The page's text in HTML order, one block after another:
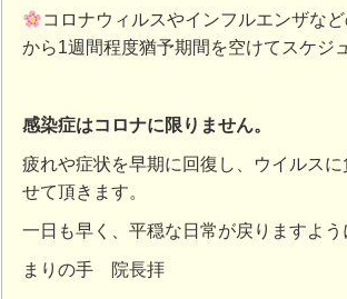
コロナウィルスやインフルエンザな
から1週間程度猶予期間を空けてスケジ
感染症はコロナに限りません。
疲れや症状を早期に回復し、ウイルス
せて頂きます。
一日も早く、平穏な日常が戻りますよう
まりの手 院長拝